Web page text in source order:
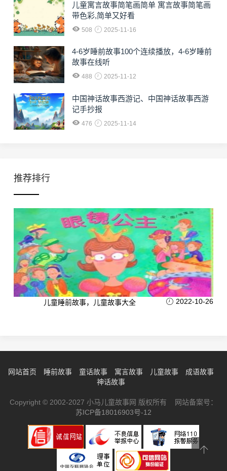
儿童寓言故事简笔画简单 寓言故事简笔画
带色彩,简单又好看
508 2025-11-16
4-6岁睡前故事100个连续播放，4-6岁睡前
故事在线听
488 2025-11-12
中国神话故事西游记、中国神话故事西游
记手抄报
476 2025-11-14
推荐排行
儿童睡前故事，儿童故事大全 2022-10-26
网站首页 睡前故事 童话故事 寓言故事 儿童故事
成语故事
神话故事
Copyright © 2002-2027 小马儿童故事网 版权所有 网站备案号：
苏ICP备18016903号-12